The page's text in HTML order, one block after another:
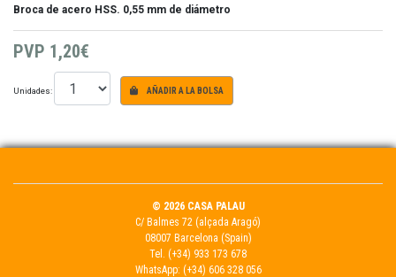
Broca de acero HSS. 0,55 mm de diámetro
PVP 1,20€
Unidades: AÑADIR A LA BOLSA
© 2026 CASA PALAU
C/ Balmes 72 (alçada Aragó)
08007 Barcelona (Spain)
Tel. (+34) 933 173 678
WhatsApp: (+34) 606 328 056